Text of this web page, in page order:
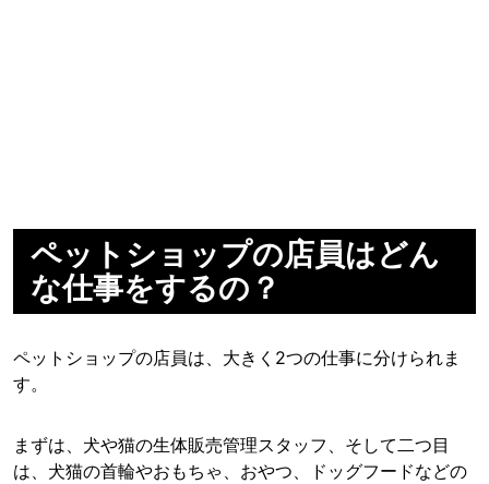
ペットショップの店員はどん
な仕事をするの？
ペットショップの店員は、大きく2つの仕事に分けられま
す。
まずは、犬や猫の生体販売管理スタッフ、そして二つ目
は、犬猫の首輪やおもちゃ、おやつ、ドッグフードなどの